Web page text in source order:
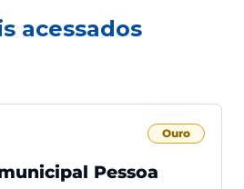
acessados
Ouro
Pessoa